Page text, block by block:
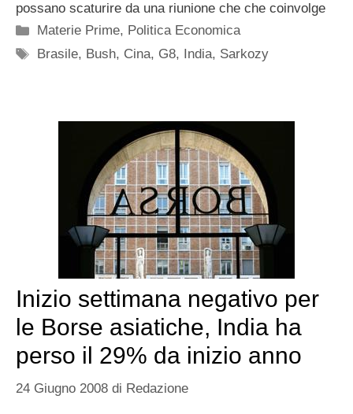
possano scaturire da una riunione che che coinvolge
Categorie
Materie Prime, Politica Economica
Tag
Brasile, Bush, Cina, G8, India, Sarkozy
Inizio settimana negativo per
le Borse asiatiche, India ha
perso il 29% da inizio anno
24 Giugno 2008 di Redazione